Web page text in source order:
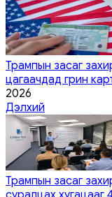
Трампын засаг
цагаачдад грин
2026
Дэлхий
Трампын засаг